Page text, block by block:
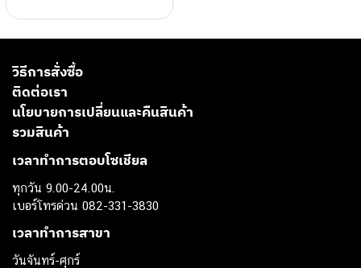
วิธีการสั่งซื้อ
ติดต่อเรา
นโยบายการเปลี่ยนและคืนสินค้า
รวมสินค้า
เวลาทำการตอบโซเชียล
ทุกวัน 9.00-24.00น.
เบอร์โทรด่วน 082-331-3830
เวลาทำการสาขา
วันจันทร์-ศุกร์